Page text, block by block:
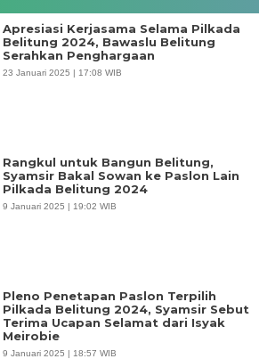
Apresiasi Kerjasama Selama Pilkada
Belitung 2024, Bawaslu Belitung
Serahkan Penghargaan
23 Januari 2025 | 17:08 WIB
Rangkul untuk Bangun Belitung,
Syamsir Bakal Sowan ke Paslon Lain
Pilkada Belitung 2024
9 Januari 2025 | 19:02 WIB
Pleno Penetapan Paslon Terpilih
Pilkada Belitung 2024, Syamsir Sebut
Terima Ucapan Selamat dari Isyak
Meirobie
9 Januari 2025 | 18:57 WIB